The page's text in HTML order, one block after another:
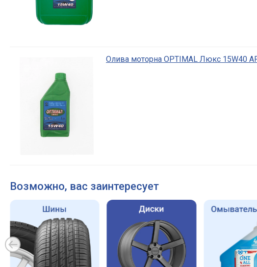
Олива моторна OPTIMAL Люкс 15W40
Возможно, вас заинтересует